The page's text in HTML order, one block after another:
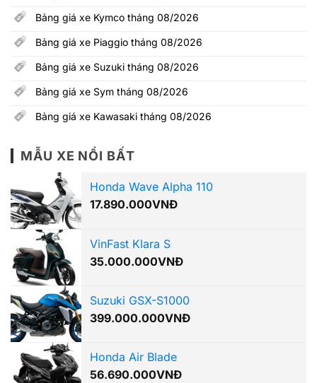
Bảng giá xe Kymco tháng 08/2026
Bảng giá xe Piaggio tháng 08/2026
Bảng giá xe Suzuki tháng 08/2026
Bảng giá xe Sym tháng 08/2026
Bảng giá xe Kawasaki tháng 08/2026
MẪU XE NỔI BẤT
Honda Wave Alpha 110
17.890.000VNĐ
VinFast Klara S
35.000.000VNĐ
Suzuki GSX-S1000
399.000.000VNĐ
Honda Air Blade
56.690.000VNĐ